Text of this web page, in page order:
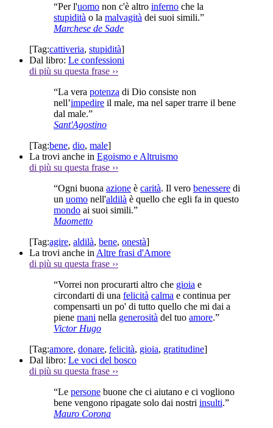
“Per l'uomo non c'è altro inferno che la
stupidità o la malvagità dei suoi simili.”
Marchese de Sade
[Tag:cattiveria, stupidità]
Dal libro: Le confessioni
di più su questa frase ››
“La vera potenza di Dio consiste non
nell’impedire il male, ma nel saper trarre il bene
dal male.”
Sant'Agostino
[Tag:bene, dio, male]
La trovi anche in Egoismo e Altruismo
di più su questa frase ››
“Ogni buona azione è carità. Il vero benessere di
un uomo nell'aldilà è quello che egli fa in questo
mondo ai suoi simili.”
Maometto
[Tag:agire, aldilà, bene, onestà]
La trovi anche in Altre frasi d'Amore
di più su questa frase ››
“Vorrei non procurarti altro che gioia e
circondarti di una felicità calma e continua per
compensarti un po' di tutto quello che mi dai a
piene mani nella generosità del tuo amore.”
Victor Hugo
[Tag:amore, donare, felicità, gioia, gratitudine]
Dal libro: Le voci del bosco
di più su questa frase ››
“Le persone buone che ci aiutano e ci vogliono
bene vengono ripagate solo dai nostri insulti.”
Mauro Corona